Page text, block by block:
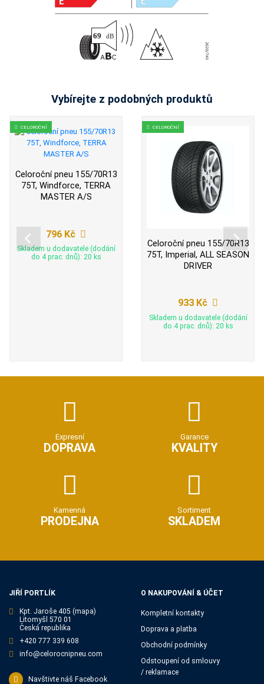
Vybírejte z podobných produktů
CELOROČNÍ
Celoroční pneu 155/70R13
75T, Windforce, TERRA
MASTER A/S
796 Kč
Skladem u dodavatele (dodání
do 4 prac. dnů): 20 ks
CELOROČNÍ
Celoroční pneu 155/70R13
75T, Imperial, ALL SEASON
DRIVER
933 Kč
Skladem u dodavatele (dodání
do 4 prac. dnů): 20 ks
Expresní
DOPRAVA
Garance
KVALITY
Kamenná
PRODEJNA
Sortiment
SKLADEM
JIŘÍ PORTLÍK
Kpt. Jaroše 405 (mapa)
Litomyšl 570 01
Česká republika
+420 777 339 608
info@celorocnipneu.com
Navštivte náš Facebook
O NAKUPOVÁNÍ & ÚČET
Kompletní kontakty
Doprava a platba
Obchodní podmínky
Odstoupení od smlouvy
/ reklamace